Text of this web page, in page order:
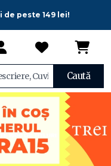
peste 149 lei!
Caută